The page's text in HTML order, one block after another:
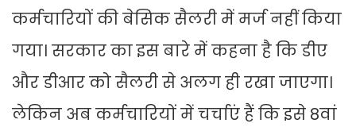
कर्मचारियों की बेसिक सैलरी में मर्ज नहीं किया
गया। सरकार का इस बारे में कहना है कि डीए
और डीआर को सैलरी से अलग ही रखा जाएगा।
लेकिन अब कर्मचारियों में चर्चाएं हैं कि इसे 8वां